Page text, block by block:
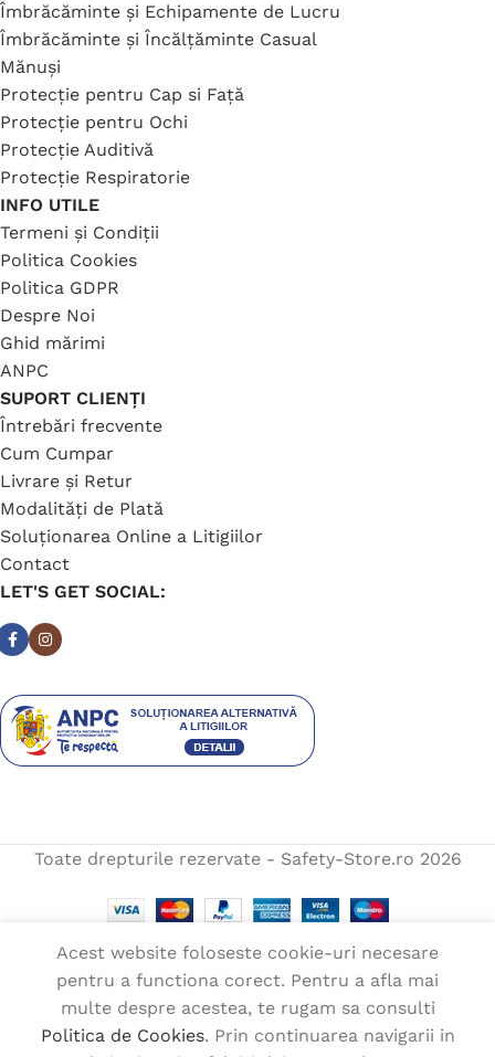
Îmbrăcăminte și Echipamente de Lucru
Îmbrăcăminte și Încălțăminte Casual
Mănuși
Protecție pentru Cap si Față
Protecție pentru Ochi
Protecție Auditivă
Protecție Respiratorie
INFO UTILE
Termeni și Condiții
Politica Cookies
Politica GDPR
Despre Noi
Ghid mărimi
ANPC
SUPORT CLIENȚI
Întrebări frecvente
Cum Cumpar
Livrare și Retur
Modalități de Plată
Soluționarea Online a Litigiilor
Contact
LET'S GET SOCIAL:
Toate drepturile rezervate - Safety-Store.ro 2026
Compara Coș
Acest website foloseste cookie-uri necesare
pentru a functiona corect. Pentru a afla mai
multe despre acestea, te rugam sa consulti
Politica de Cookies. Prin continuarea navigarii in
Ochelari
M5
galbeni
14,00lei
În
stoc
Estimare livrare:
luni,
august